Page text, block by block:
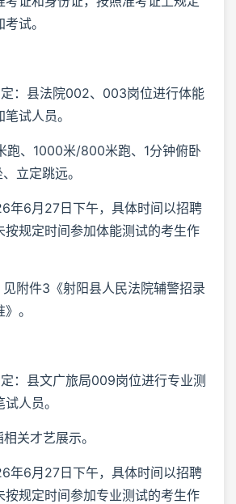
试。
：县法院002、003岗位进行体能
试人员。
跑、1000米/800米跑、1分钟俯卧
立定跳远。
年6月27日下午，具体时间以招聘
按规定时间参加体能测试的考生作
附件3《射阳县人民法院辅警招录
。
：县文广旅局009岗位进行专业测
人员。
关才艺展示。
年6月27日下午，具体时间以招聘
按规定时间参加专业测试的考生作